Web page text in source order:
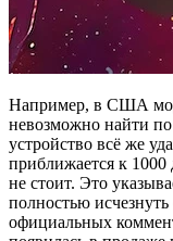
Например, в США
невозможно найти
устройство всё же
приближается к 1000
не стоит. Это
полностью
официальных